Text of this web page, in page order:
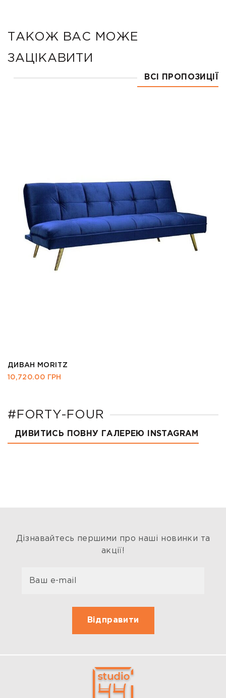
ТАКОЖ ВАС МОЖЕ
ЗАЦІКАВИТИ
ВСІ ПРОПОЗИЦІЇ
ДИВАН MORITZ
10,720.00 ГРН
#FORTY-FOUR
ДИВИТИСЬ ПОВНУ ГАЛЕРЕЮ INSTAGRAM
Дізнавайтесь першими про наші новинки та
акції!